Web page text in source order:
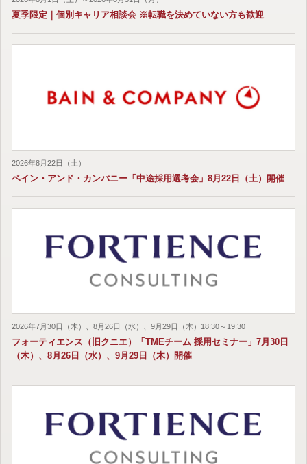
夏季限定｜個別キャリア相談会 ※転職を決めていない方も歓迎
2026年8月22日（土）
ベイン・アンド・カンパニー「中途採用選考会」8月22日（土）開催
2026年7月30日（木）、8月26日（水）、9月29日（木）18:30～19:30
フォーティエンス（旧クニエ）「TMEチーム 採用セミナー」7月30日
（木）、8月26日（水）、9月29日（木）開催